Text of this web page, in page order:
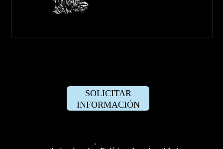
SOLICITAR
INFORMACIÓN
·